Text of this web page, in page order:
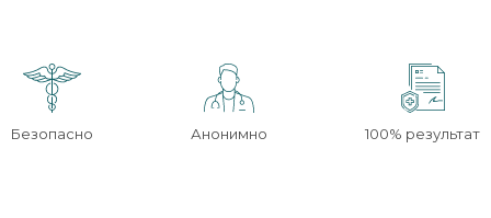
Безопасно Анонимно 100% результат